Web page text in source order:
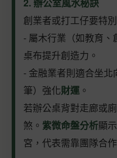
創業者或打工仔要特
- 屬木行業（如教育
桌布提升創造力。
- 金融業者則適合坐
筆）強化財運 。
若辦公桌背對走廊或
煞。 紫微命盤分析顯
宮，代表需靠團隊合